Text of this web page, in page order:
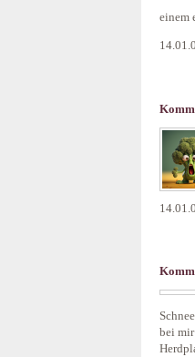
einem
bei